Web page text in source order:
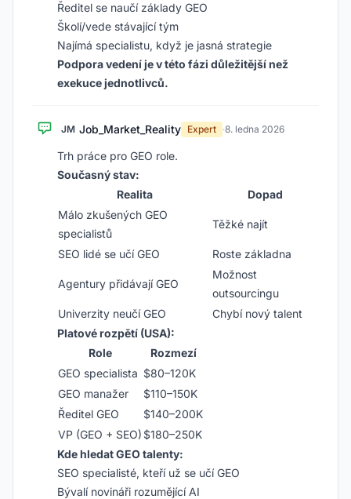
Ředitel se naučí základy GEO
Školí/vede stávající tým
Najímá specialistu, když je jasná strategie
Podpora vedení je v této fázi důležitější než
exekuce jednotlivců.
JM Job_Market_Reality Expert ·8. ledna 2026
Trh práce pro GEO role.
Současný stav:
Realita
Dopad
Málo zkušených GEO
specialistů
Těžké najít
SEO lidé se učí GEO Roste základna
Agentury přidávají GEO
Možnost
outsourcingu
Univerzity neučí GEO
Chybí nový talent
Platové rozpětí (USA):
Role
Rozmezí
GEO specialista $80–120K
GEO manažer
$110–150K
Ředitel GEO
$140–200K
VP (GEO + SEO) $180–250K
Kde hledat GEO talenty:
SEO specialisté, kteří už se učí GEO
Bývalí novináři rozumějící AI